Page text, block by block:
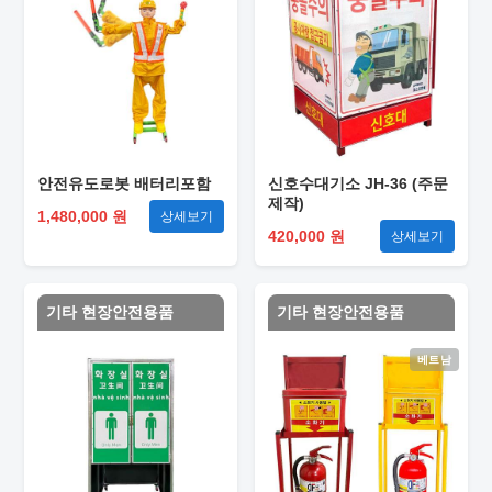
안전유도로봇 배터리포함
1,480,000 원
상세보기
신호수대기소 JH-36 (주문
제작)
420,000 원
상세보기
기타 현장안전용품 기타 현장안전용품
베트남